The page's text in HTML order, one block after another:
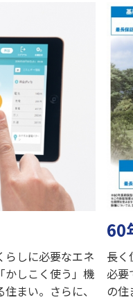
らしに必要なエネ
かしこく使う」機
まい。さらに、
60
長く
必要
の住